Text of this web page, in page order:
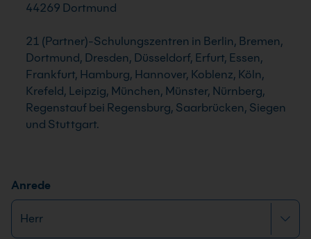
44269 Dortmund
21 (Partner)-Schulungszentren in Berlin, Bremen,
Dortmund, Dresden, Düsseldorf, Erfurt, Essen,
Frankfurt, Hamburg, Hannover, Koblenz, Köln,
Krefeld, Leipzig, München, Münster, Nürnberg,
Regenstauf bei Regensburg, Saarbrücken, Siegen
und Stuttgart.
Anrede